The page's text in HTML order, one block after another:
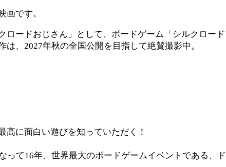
画です。
ードおじさん」として、ボードゲーム「シルクロー
、2027年秋の全国公開を目指して絶賛撮影中。
高に面白い遊びを知っていただく！
て16年、世界最大のボードゲームイベントである、